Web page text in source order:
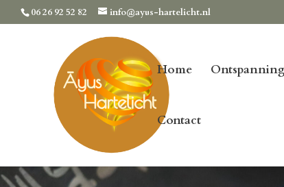
06 26 92 52 82 info@ayus-hartelicht.nl
Home
Contact